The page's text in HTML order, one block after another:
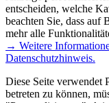
entscheiden, welche
beachten Sie, dass auf
mehr alle
→ Weitere
Datenschutzhinweis.
Diese Seite verwendet
betreten zu können,